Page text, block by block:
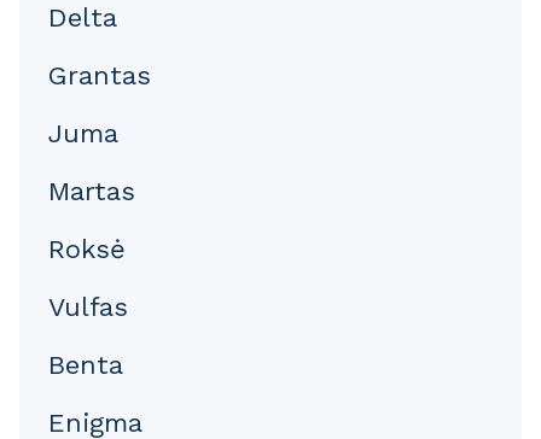
Delta
Grantas
Juma
Martas
Roksė
Vulfas
Benta
Enigma